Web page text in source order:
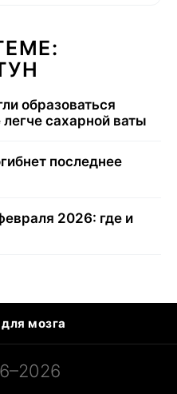
образоваться
сахарной ваты
последнее
2026: где и
мозга